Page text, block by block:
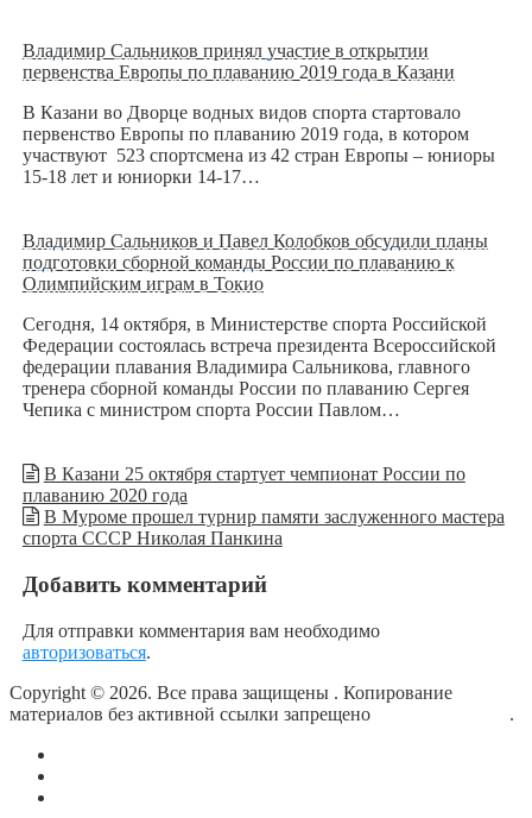
Владимир Сальников принял участие в открытии
первенства Европы по плаванию 2019 года в Казани
В Казани во Дворце водных видов спорта стартовало
первенство Европы по плаванию 2019 года, в котором
участвуют 523 спортсмена из 42 стран Европы – юниоры
15-18 лет и юниорки 14-17…
Владимир Сальников и Павел Колобков обсудили планы
подготовки сборной команды России по плаванию к
Олимпийским играм в Токио
Сегодня, 14 октября, в Министерстве спорта Российской
Федерации состоялась встреча президента Всероссийской
федерации плавания Владимира Сальникова, главного
тренера сборной команды России по плаванию Сергея
Чепика с министром спорта России Павлом…
В Казани 25 октября стартует чемпионат России по
плаванию 2020 года
В Муроме прошел турнир памяти заслуженного мастера
спорта СССР Николая Панкина
Добавить комментарий
Для отправки комментария вам необходимо
авторизоваться.
Copyright © 2026. Все права защищены . Копирование
материалов без активной ссылки запрещено
.